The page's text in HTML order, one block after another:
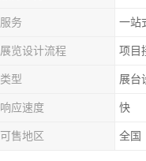
服务 一站
展览设计流程
类型 展台
响应速度 快
可售地区 全国